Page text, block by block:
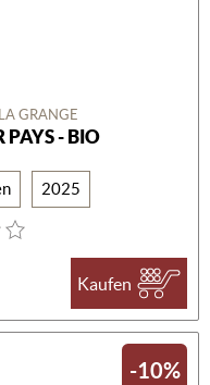
GRANGE
PAYS - BIO
2025
Kaufen
-10%